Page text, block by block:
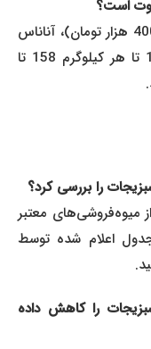
است؟
بله، میوه‌های وارداتی مانند موز (289 تا 400 هزار تومان)، آناناس
(650 هزار تومان) و نارگیل (هر دانه 150 تا هر کیلوگرم 158 تا
را بررسی کرد؟
معتبر
اعلام شده توسط
را کاهش داده